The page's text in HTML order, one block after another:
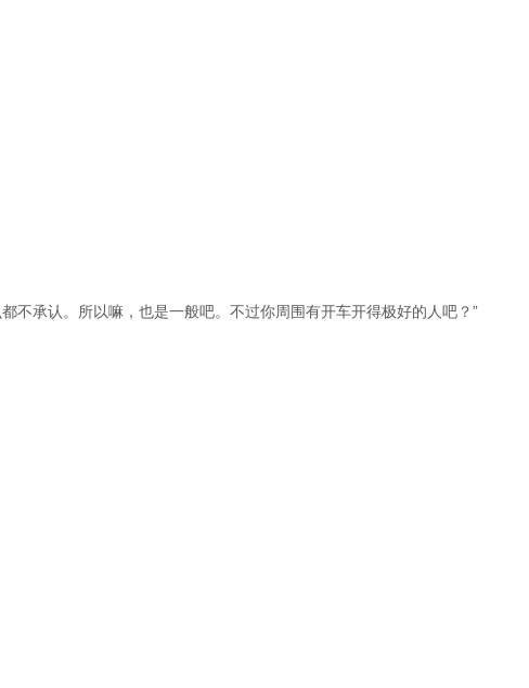
不承认。所以嘛，也是一般吧。不过你周围有开车开得极好的人吧？”